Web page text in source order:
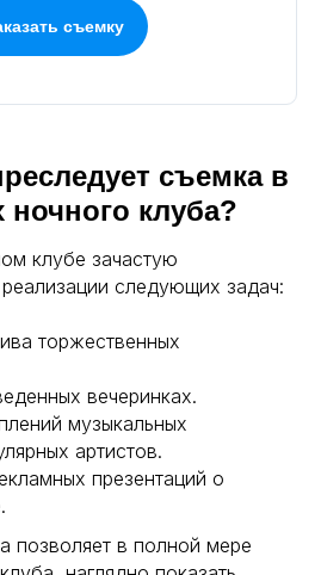
съемку
съемка в
ночного клуба?
клубе зачастую
следующих задач:
торжественных
вечеринках.
музыкальных
артистов.
презентаций о
позволяет в полной мере